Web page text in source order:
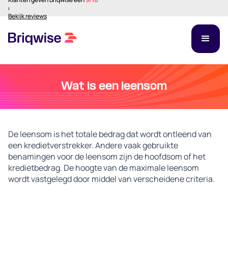
⏐
Bekijk reviews
Wat is een leensom
De leensom is het totale bedrag dat wordt ontleend van
een kredietverstrekker. Andere vaak gebruikte
benamingen voor de leensom zijn de hoofdsom of het
kredietbedrag. De hoogte van de maximale leensom
wordt vastgelegd door middel van verscheidene criteria.